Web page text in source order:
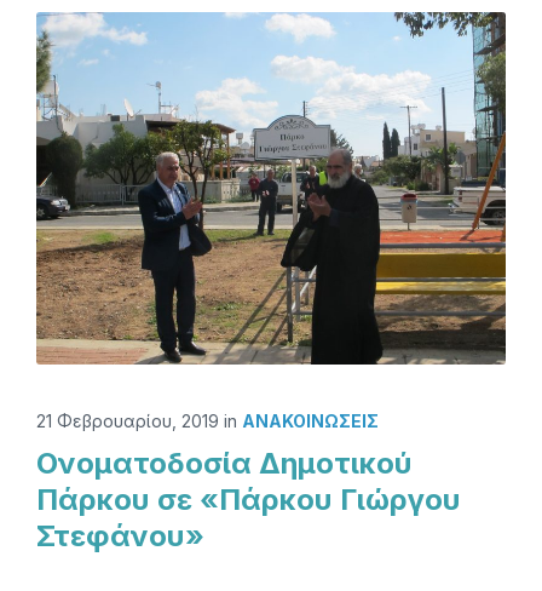
21 Φεβρουαρίου, 2019 in ΑΝΑΚΟΙΝΏΣΕΙΣ
Ονοματοδοσία Δημοτικού
Πάρκου σε «Πάρκου Γιώργου
Στεφάνου»